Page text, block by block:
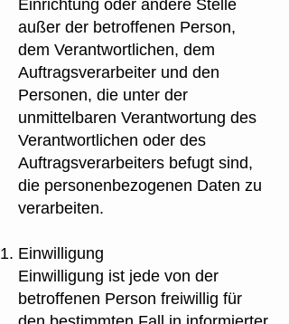
Einrichtung oder andere Stelle
außer der betroffenen Person,
dem Verantwortlichen, dem
Auftragsverarbeiter und den
Personen, die unter der
unmittelbaren Verantwortung des
Verantwortlichen oder des
Auftragsverarbeiters befugt sind,
die personenbezogenen Daten zu
verarbeiten.
Einwilligung
Einwilligung ist jede von der
betroffenen Person freiwillig für